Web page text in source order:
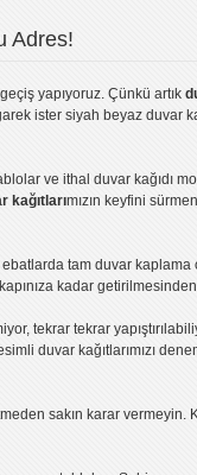
Adres!
yapıyoruz. Çünkü artık
ister siyah beyaz duvar
lar ve ithal duvar kağıdı
kağıtlarımızın keyfini
tam duvar kaplama
kadar
tekrar tekrar
duvar kağıtlarımızı
sakın karar vermeyin.